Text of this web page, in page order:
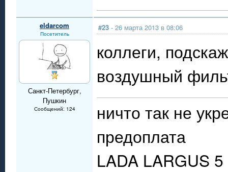
eldarcom
Посетитель
Санкт-Петербург,
Пушкин
Сообщений: 124
#23 - 26 марта 2013 в 08:06
коллеги,
воздушный
ничто так не
предоплата
LADA LARGUS